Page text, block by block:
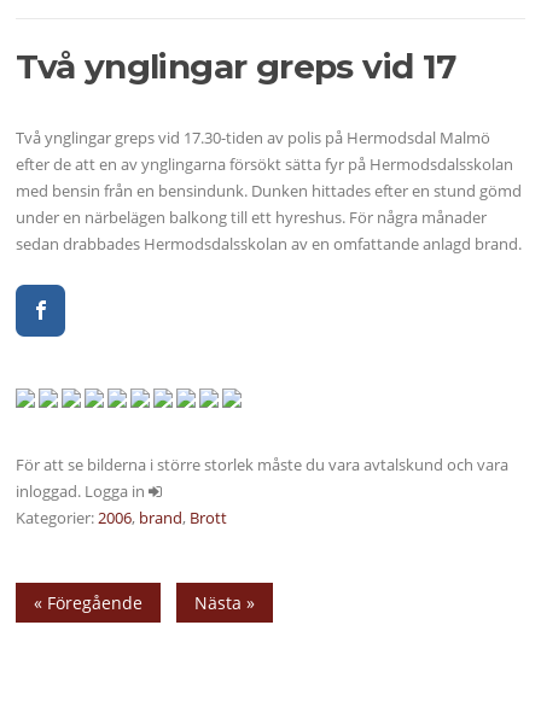
Två ynglingar greps vid 17
Två ynglingar greps vid 17.30-tiden av polis på Hermodsdal Malmö
efter de att en av ynglingarna försökt sätta fyr på Hermodsdalsskolan
med bensin från en bensindunk. Dunken hittades efter en stund gömd
under en närbelägen balkong till ett hyreshus. För några månader
sedan drabbades Hermodsdalsskolan av en omfattande anlagd brand.
För att se bilderna i större storlek måste du vara avtalskund och vara
inloggad. Logga in
Kategorier:2006, brand, Brott
« Föregående Nästa »